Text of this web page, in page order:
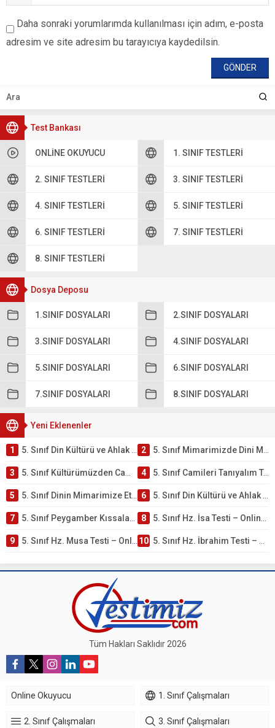
Test Bankası
ONLINE OKUYUCU 1. SINIF TESTLERI
2. SINIF TESTLERI 3. SINIF TESTLERI
4. SINIF TESTLERI 5. SINIF TESTLERI
6. SINIF TESTLERI 7. SINIF TESTLERI
8. SINIF TESTLERI
Dosya Deposu
1.SINIF DOSYALARI 2.SINIF DOSYALARI
3.SINIF DOSYALARI 4.SINIF DOSYALARI
5.SINIF DOSYALARI 6.SINIF DOSYALARI
7.SINIF DOSYALARI 8.SINIF DOSYALARI
Yeni Eklenenler
1 5. Sınıf Din Kültürü ve Ahlak Bilgisi 4. Ünite: Mimarimizde Dini Motifler Çalışmaları 2 5. Sınıf Mimarimizde Dini Motifler Ünite Testi – Online Çöz
3 5. Sınıf Kültürümüzden Cami Örnekleri Testi – Online Çöz 4 5. Sınıf Camileri Tanıyalım Testi – Online Çöz
5 5. Sınıf Dinin Mimarimize Etkisi Testi – Online Çöz 6 5. Sınıf Din Kültürü ve Ahlak Bilgisi 4. Ünite: Peygamber Kıssaları Çalışmaları
7 5. Sınıf Peygamber Kıssaları Ünite Testi – Online Çöz 8 5. Sınıf Hz. İsa Testi – Online Çöz
9 5. Sınıf Hz. Musa Testi – Online Çöz 10 5. Sınıf Hz. İbrahim Testi – Online Çöz
Daha sonraki yorumlarımda kullanılması için adım, e-posta
adresim ve site adresim bu tarayıcıya kaydedilsin.
Tüm Hakları Saklıdır 2026
Online Okuyucu 1. Sınıf Çalışmaları
2. Sınıf Çalışmaları 3. Sınıf Çalışmaları